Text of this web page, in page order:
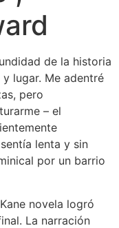
de la historia
lugar. Me adentré
pero
– el
lenta y sin
por un barrio
novela logró
La narración